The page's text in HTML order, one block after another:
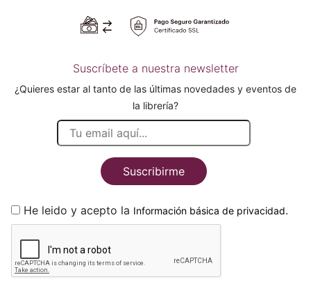
Suscríbete a nuestra newsletter
¿Quieres estar al tanto de las últimas novedades y eventos de
la librería?
Suscribirme
He leido y acepto la Información básica de privacidad.